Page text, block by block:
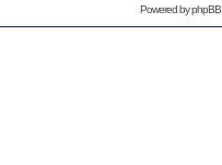
Powered byphpBB